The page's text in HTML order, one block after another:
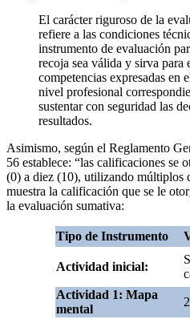
El carácter riguroso de la
refiere a las condiciones
instrumento de evaluación
recoja sea válida y sirva para
competencias expresadas
nivel profesional
sustentar con seguridad las
resultados.
Asimismo, según el Reglamento
56 establece: “las calificaciones se
(0) a diez (10), utilizando múltiplos
muestra la calificación que se le
la evaluación sumativa:
Tipo de Instrumento
Actividad inicial:
Actividad 1: Mapa
mental